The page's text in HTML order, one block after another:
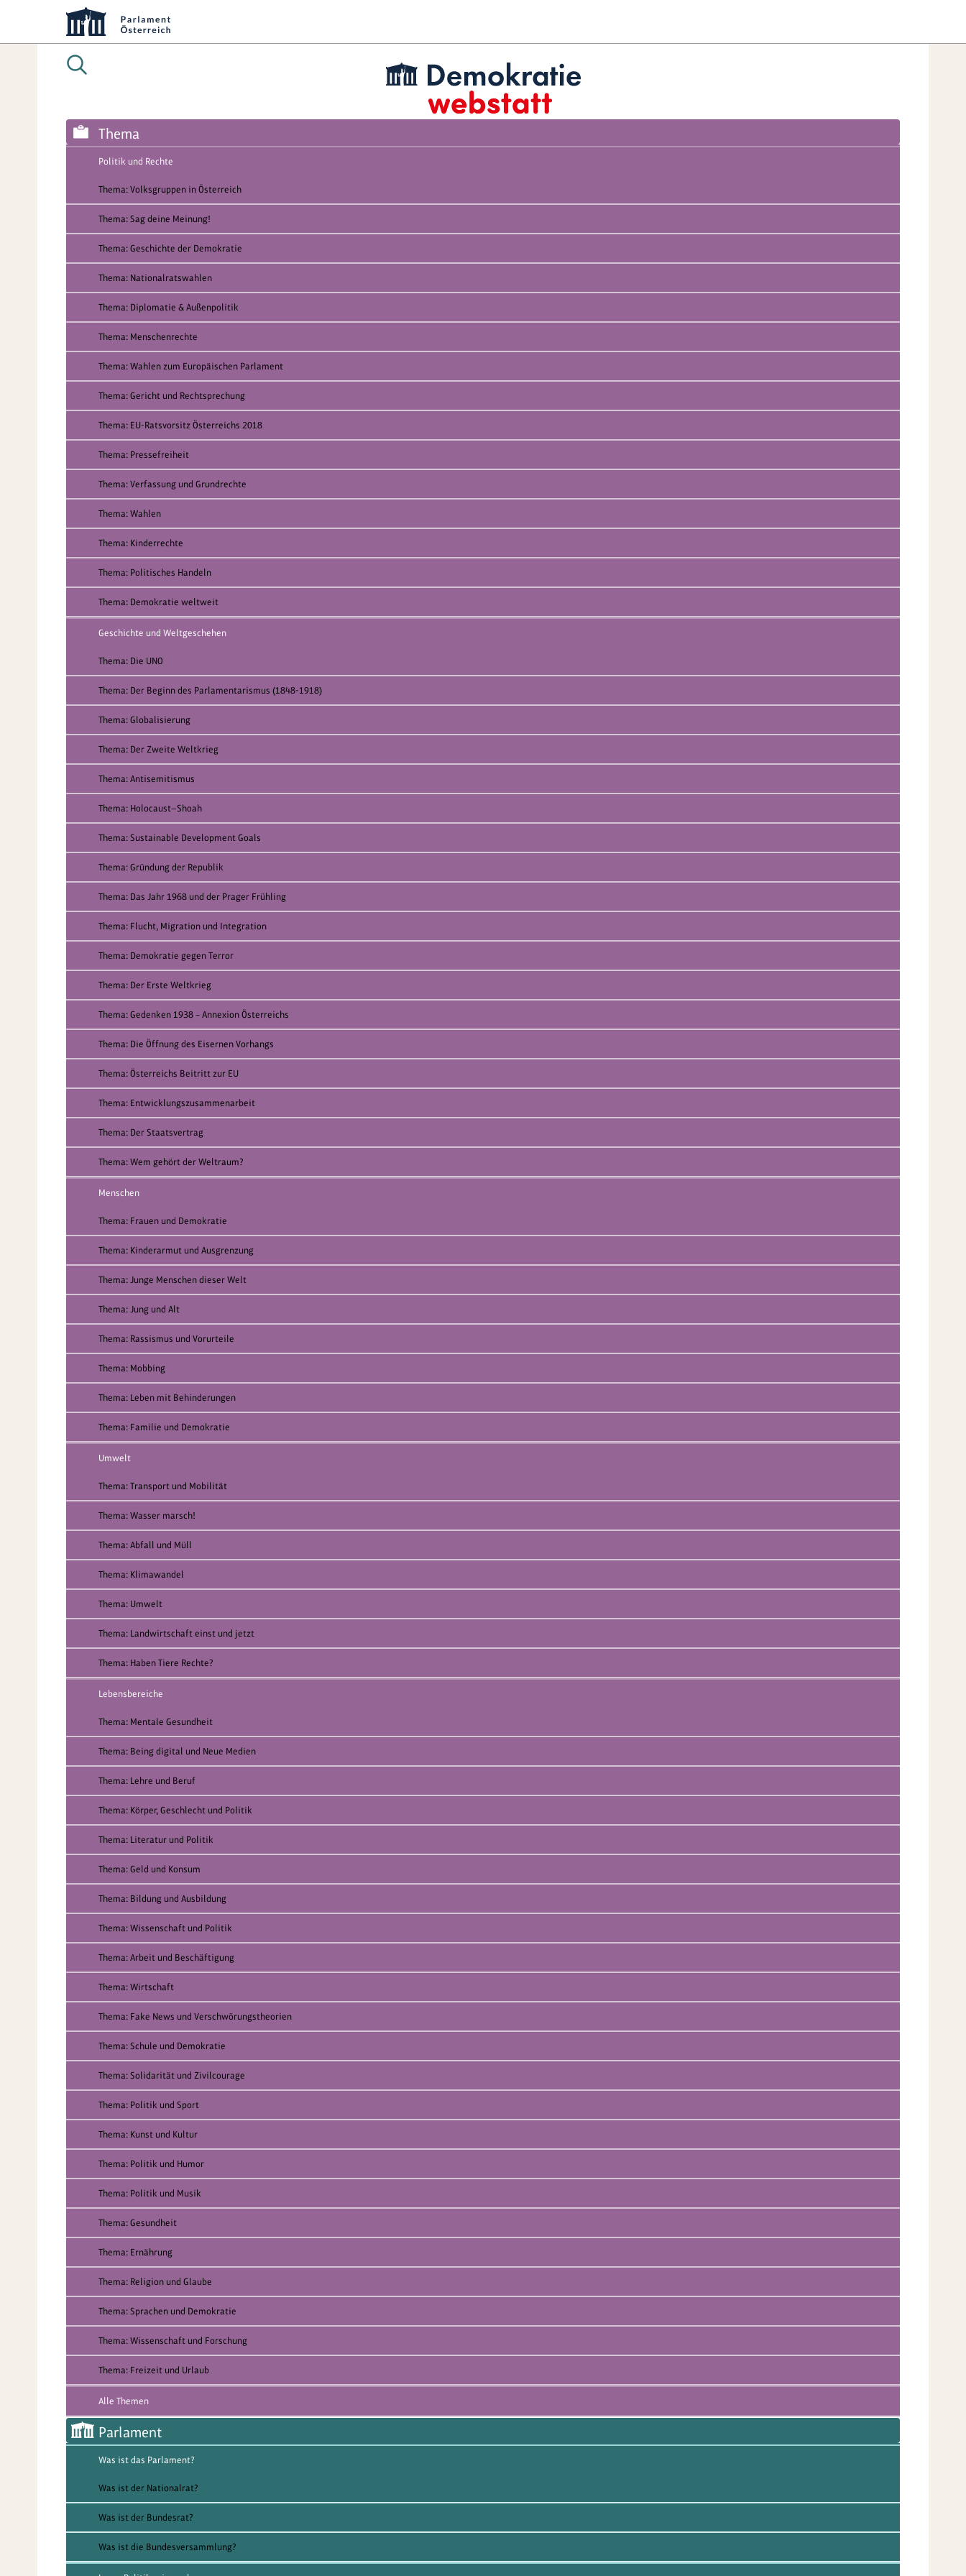
Thema
Politik und Rechte
Thema: Volksgruppen in Österreich
Thema: Sag deine Meinung!
Thema: Geschichte der Demokratie
Thema: Nationalratswahlen
Thema: Diplomatie & Außenpolitik
Thema: Menschenrechte
Thema: Wahlen zum Europäischen Parlament
Thema: Gericht und Rechtsprechung
Thema: EU-Ratsvorsitz Österreichs 2018
Thema: Pressefreiheit
Thema: Verfassung und Grundrechte
Thema: Wahlen
Thema: Kinderrechte
Thema: Politisches Handeln
Thema: Demokratie weltweit
Geschichte und Weltgeschehen
Thema: Die UNO
Thema: Der Beginn des Parlamentarismus (1848-1918)
Thema: Globalisierung
Thema: Der Zweite Weltkrieg
Thema: Antisemitismus
Thema: Holocaust—Shoah
Thema: Sustainable Development Goals
Thema: Gründung der Republik
Thema: Das Jahr 1968 und der Prager Frühling
Thema: Flucht, Migration und Integration
Thema: Demokratie gegen Terror
Thema: Der Erste Weltkrieg
Thema: Gedenken 1938 – Annexion Österreichs
Thema: Die Öffnung des Eisernen Vorhangs
Thema: Österreichs Beitritt zur EU
Thema: Entwicklungszusammenarbeit
Thema: Der Staatsvertrag
Thema: Wem gehört der Weltraum?
Menschen
Thema: Frauen und Demokratie
Thema: Kinderarmut und Ausgrenzung
Thema: Junge Menschen dieser Welt
Thema: Jung und Alt
Thema: Rassismus und Vorurteile
Thema: Mobbing
Thema: Leben mit Behinderungen
Thema: Familie und Demokratie
Umwelt
Thema: Transport und Mobilität
Thema: Wasser marsch!
Thema: Abfall und Müll
Thema: Klimawandel
Thema: Umwelt
Thema: Landwirtschaft einst und jetzt
Thema: Haben Tiere Rechte?
Lebensbereiche
Thema: Mentale Gesundheit
Thema: Being digital und Neue Medien
Thema: Lehre und Beruf
Thema: Körper, Geschlecht und Politik
Thema: Literatur und Politik
Thema: Geld und Konsum
Thema: Bildung und Ausbildung
Thema: Wissenschaft und Politik
Thema: Arbeit und Beschäftigung
Thema: Wirtschaft
Thema: Fake News und Verschwörungstheorien
Thema: Schule und Demokratie
Thema: Solidarität und Zivilcourage
Thema: Politik und Sport
Thema: Kunst und Kultur
Thema: Politik und Humor
Thema: Politik und Musik
Thema: Gesundheit
Thema: Ernährung
Thema: Religion und Glaube
Thema: Sprachen und Demokratie
Thema: Wissenschaft und Forschung
Thema: Freizeit und Urlaub
Alle Themen
Parlament
Was ist das Parlament?
Was ist der Nationalrat?
Was ist der Bundesrat?
Was ist die Bundesversammlung?